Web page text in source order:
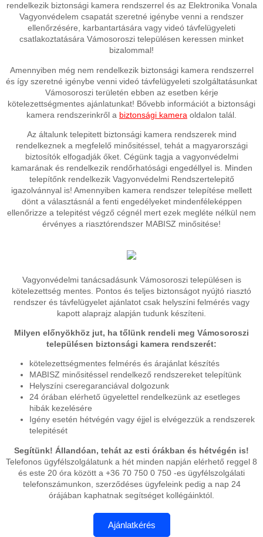
rendelkezik biztonsági kamera rendszerrel és az Elektronika Vonala
Vagyonvédelem csapatát szeretné igénybe venni a rendszer
ellenőrzésére, karbantartására vagy videó távfelügyeleti
csatlakoztatására Vámosoroszi településen keressen minket
bizalommal!
Amennyiben még nem rendelkezik biztonsági kamera rendszerrel
és így szeretné igénybe venni videó távfelügyeleti szolgáltatásunkat
Vámosoroszi területén ebben az esetben kérje
kötelezettségmentes ajánlatunkat! Bővebb információt a biztonsági
kamera rendszerinkről a biztonsági kamera oldalon talál.
Az általunk telepitett biztonsági kamera rendszerek mind
rendelkeznek a megfelelő minősitéssel, tehát a magyarországi
biztosítók elfogadják őket. Cégünk tagja a vagyonvédelmi
kamarának és rendelkezik rendőrhatósági engedéllyel is. Minden
telepítőnk rendelkezik Vagyonvédelmi Rendszertelepitő
igazolvánnyal is! Amennyiben kamera rendszer telepítése mellett
dönt a választásnál a fenti engedélyeket mindenféleképpen
ellenőrizze a telepitést végző cégnél mert ezek megléte nélkül nem
érvényes a riasztórendszer MABISZ minősitése!
Vagyonvédelmi tanácsadásunk Vámosoroszi településen is
kötelezettség mentes. Pontos és teljes biztonságot nyújtó riasztó
rendszer és távfelügyelet ajánlatot csak helyszíni felmérés vagy
kapott alaprajz alapján tudunk készíteni.
Milyen előnyökhöz jut, ha tőlünk rendeli meg Vámosoroszi
településen biztonsági kamera rendszerét:
kötelezettségmentes felmérés és árajánlat készítés
MABISZ minősitéssel rendelkező rendszereket telepítünk
Helyszíni cseregaranciával dolgozunk
24 órában elérhető ügyelettel rendelkezünk az esetleges
hibák kezelésére
Igény esetén hétvégén vagy éjjel is elvégezzük a rendszerek
telepitését
Segítünk! Állandóan, tehát az esti órákban és hétvégén is!
Telefonos ügyfélszolgálatunk a hét minden napján elérhető reggel 8
és este 20 óra között a +36 70 750 0 750 -es ügyfélszolgálati
telefonszámunkon, szerződéses ügyfeleink pedig a nap 24
órájában kaphatnak segítséget kollégáinktól.